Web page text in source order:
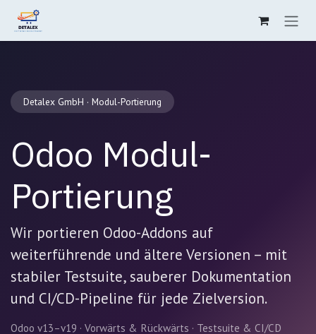
Zum Inhalt springen
Detalex GmbH · Modul-Portierung
Odoo Modul-
Portierung
Wir portieren Odoo-Addons auf
weiterführende und ältere Versionen – mit
stabiler Testsuite, sauberer Dokumentation
und CI/CD-Pipeline für jede Zielversion.
Odoo v13–v19 · Vorwärts & Rückwärts · Testsuite & CI/CD